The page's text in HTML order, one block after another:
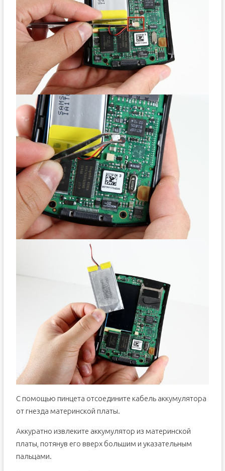
С помощью пинцета отсоедините кабель аккумулятора
от гнезда материнской платы.
Аккуратно извлеките аккумулятор из материнской
платы, потянув его вверх большим и указательным
пальцами.